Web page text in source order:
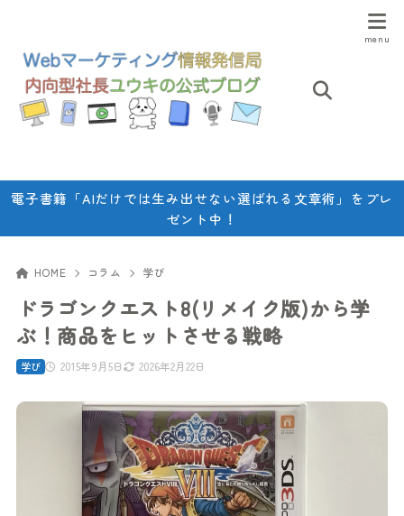
電子書籍「AIだけでは生み出せない選ばれる文章術」をプレ
ゼント中！
HOME コラム 学び
ドラゴンクエスト8(リメイク版)から学
ぶ！商品をヒットさせる戦略
2015年9月5日 2026年2月22日
学び